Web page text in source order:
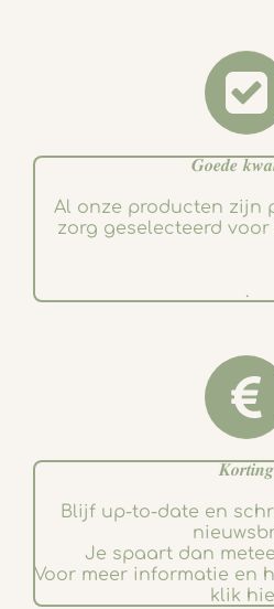
𝑮𝒐𝒆𝒅𝒆
Al onze producten zijn
zorg geselecteerd
.
𝑲𝒐𝒓𝒕𝒊𝒏𝒈
Blijf up-to-date en
Je spaart dan
Voor meer informatie en
klik